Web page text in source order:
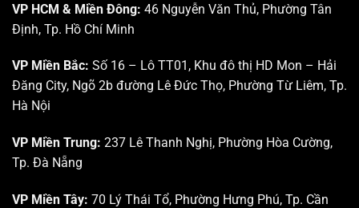
học
–
thẩm
cứu
Công
cao
VP HCM & Miền Đông: 46 Nguyễn Văn Thủ, Phường Tân
Định, Tp. Hồ Chí Minh
VP Miền Bắc: Số 16 – Lô TT01, Khu đô thị HD Mon – Hải
Đăng City, Ngõ 2b đường Lê Đức Thọ, Phường Từ Liêm, Tp.
Hà Nội
VP Miền Trung: 237 Lê Thanh Nghị, Phường Hòa Cường,
Tp. Đà Nẵng
VP Miền Tây: 70 Lý Thái Tổ, Phường Hưng Phú, Tp. Cần